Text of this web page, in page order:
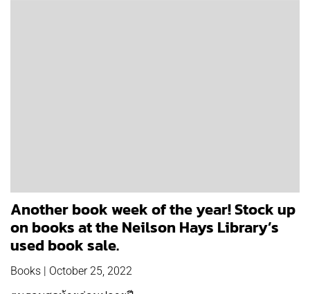
Another book week of the year! Stock up
on books at the Neilson Hays Library’s
used book sale.
Books | October 25, 2022